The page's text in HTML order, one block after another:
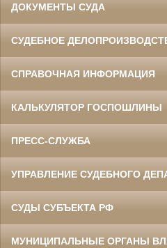
ДОКУМЕНТЫ СУДА
СУДЕБНОЕ
СПРАВОЧНАЯ ИНФОРМАЦИЯ
КАЛЬКУЛЯТОР ГОСПОШЛИНЫ
ПРЕСС-СЛУЖБА
УПРАВЛЕНИЕ СУДЕБНОГО
СУДЫ СУБЪЕКТА РФ
МУНИЦИПАЛЬНЫЕ ОРГАНЫ